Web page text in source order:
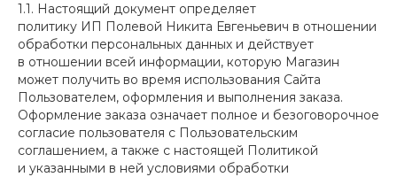
1.1. Настоящий документ определяет
политику ИП Полевой Никита Евгеньевич в отношении
обработки персональных данных и действует
в отношении всей информации, которую Магазин
может получить во время использования Сайта
Пользователем, оформления и выполнения заказа.
Оформление заказа означает полное и безоговорочное
согласие пользователя с Пользовательским
соглашением, а также с настоящей Политикой
и указанными в ней условиями обработки